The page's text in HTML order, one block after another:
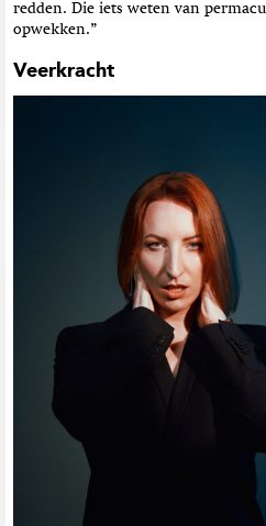
redden. Die iets weten van
opwekken.”
Veerkracht